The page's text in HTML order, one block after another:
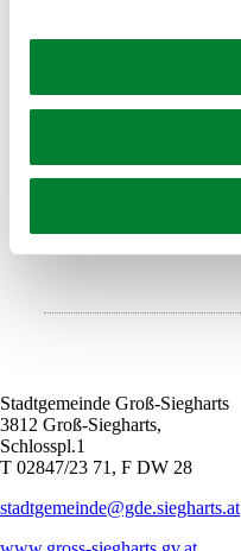
Stadtgemeinde Groß-Siegharts
3812 Groß-Siegharts,
Schlosspl.1
T 02847/23 71, F DW 28
stadtgemeinde@gde.siegharts.at